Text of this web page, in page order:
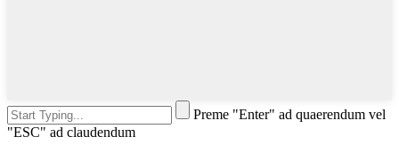
Preme "Enter" ad quaerendum vel
"ESC" ad claudendum